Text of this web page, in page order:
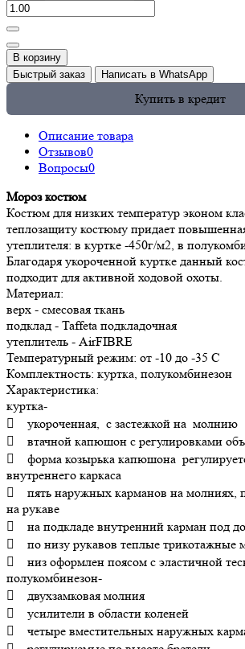
В корзину
Быстрый заказ
Написать в WhatsApp
Купить в кредит
Описание товара
Отзывов0
Вопросы0
Мороз костюм
Костюм для низких температур эконом
теплозащиту костюму придает
утеплителя: в куртке -450г/м2, в
Благодаря укороченной куртке данный
подходит для активной ходовой охоты.
Материал:
верх - смесовая ткань
подклад - Taffeta подкладочная
утеплитель - AirFIBRE
Температурный режим: от -10 до -35 С
Комплектность: куртка, полукомбинезон
Характеристика:
куртка-
 укороченная, с застежкой на молнию
 втачной капюшон с регулировками
 форма козырька капюшона
внутреннего каркаса
 пять наружных карманов на молниях,
на рукаве
 на подкладе внутренний карман под
 по низу рукавов теплые трикотажные
 низ оформлен поясом с эластичной
полукомбинезон-
 двухзамковая молния
 усилители в области коленей
 четыре вместительных наружных